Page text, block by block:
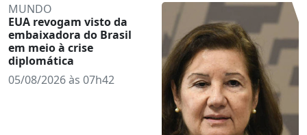
MUNDO
EUA revogam visto da
embaixadora do Brasil
em meio à crise
diplomática
05/08/2026 às 07h42